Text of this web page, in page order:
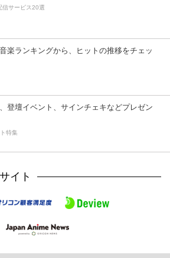
信サービス20選
楽ランキングから、ヒットの推移をチェッ
登壇イベント、サインチェキなどプレゼン
特集
イト